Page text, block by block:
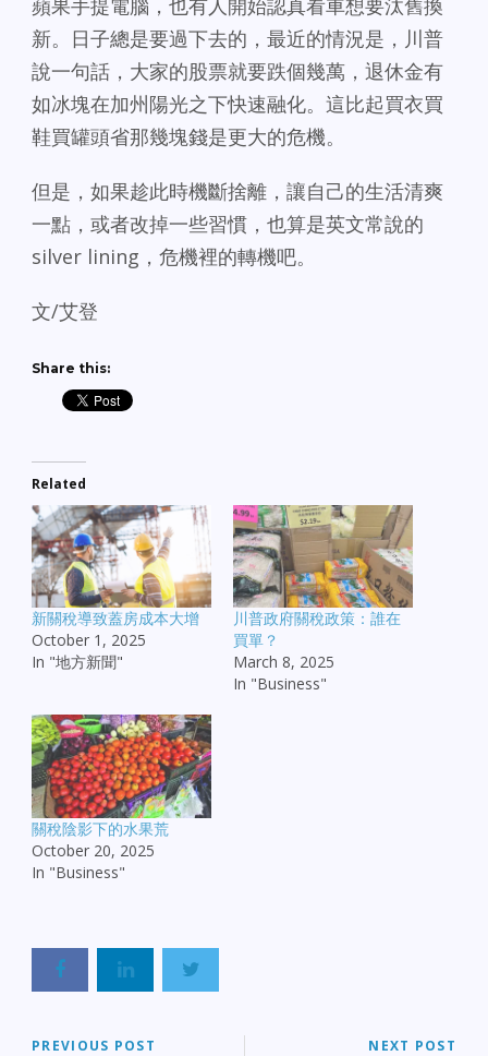
蘋果手提電腦，也有人開始認真看車想要汰舊換
新。日子總是要過下去的，最近的情況是，川普
說一句話，大家的股票就要跌個幾萬，退休金有
如冰塊在加州陽光之下快速融化。這比起買衣買
鞋買罐頭省那幾塊錢是更大的危機。
但是，如果趁此時機斷捨離，讓自己的生活清爽
一點，或者改掉一些習慣，也算是英文常說的
silver lining，危機裡的轉機吧。
文/艾登
Share this:
Related
新關稅導致蓋房成本大增
October 1, 2025
In "地方新聞"
川普政府關稅政策：誰在
買單？
March 8, 2025
In "Business"
關稅陰影下的水果荒
October 20, 2025
In "Business"
PREVIOUS POST NEXT POST